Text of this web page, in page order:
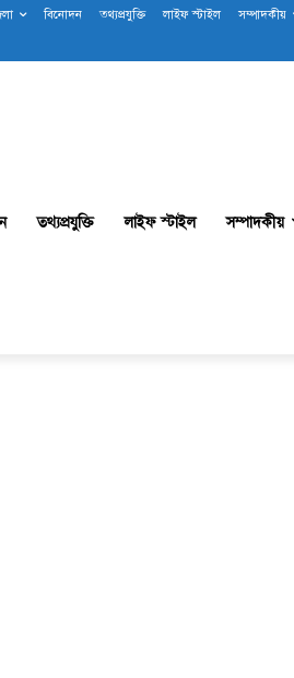
বিনোদন তথ্যপ্রযুক্তি লাইফ স্টাইল সম্পাদকীয়
তথ্যপ্রযুক্তি লাইফ স্টাইল সম্পাদকীয়